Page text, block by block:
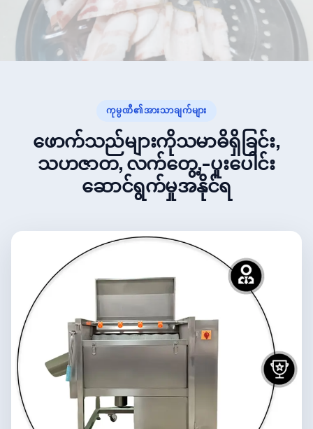
ကုမ္ပဏီ၏အားသာချက်များ
ဖောက်သည်များကိုသမာဓိရှိခြင်း,
သဟဇာတ, လက်တွေ့,-ပူးပေါင်း
ဆောင်ရွက်မှုအနိုင်ရ